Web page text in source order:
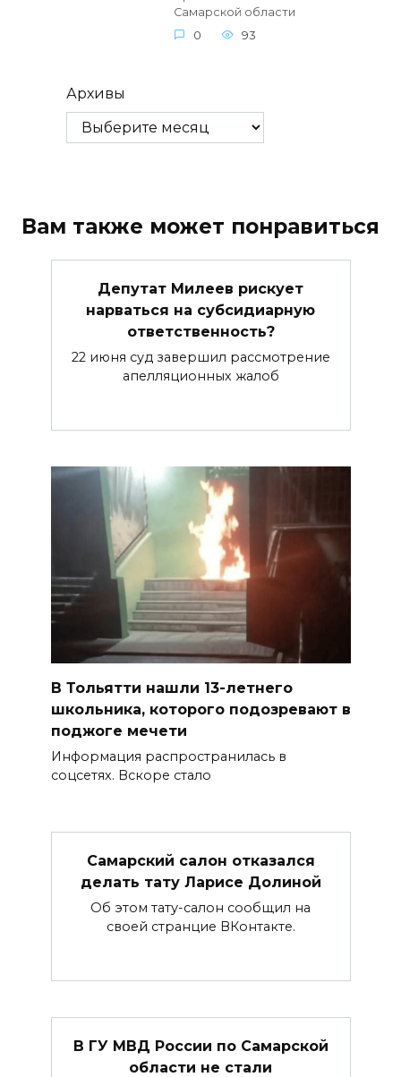
Самарской области
0
93
Архивы
Вам также может понравиться
Депутат Милеев рискует
нарваться на субсидиарную
ответственность?
22 июня суд завершил рассмотрение
апелляционных жалоб
В Тольятти нашли 13-летнего
школьника, которого подозревают в
поджоге мечети
Информация распространилась в
соцсетях. Вскоре стало
Самарский салон отказался
делать тату Ларисе Долиной
Об этом тату-салон сообщил на
своей странцие ВКонтакте.
В ГУ МВД России по Самарской
области не стали